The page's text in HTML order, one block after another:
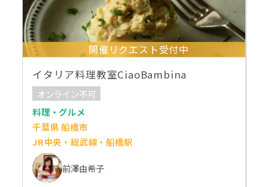
開催リクエスト受付中
イタリア料理教室CiaoBambina
オンライン不可
料理・グルメ
千葉県 船橋市
JR中央・総武線・船橋駅
前澤由希子